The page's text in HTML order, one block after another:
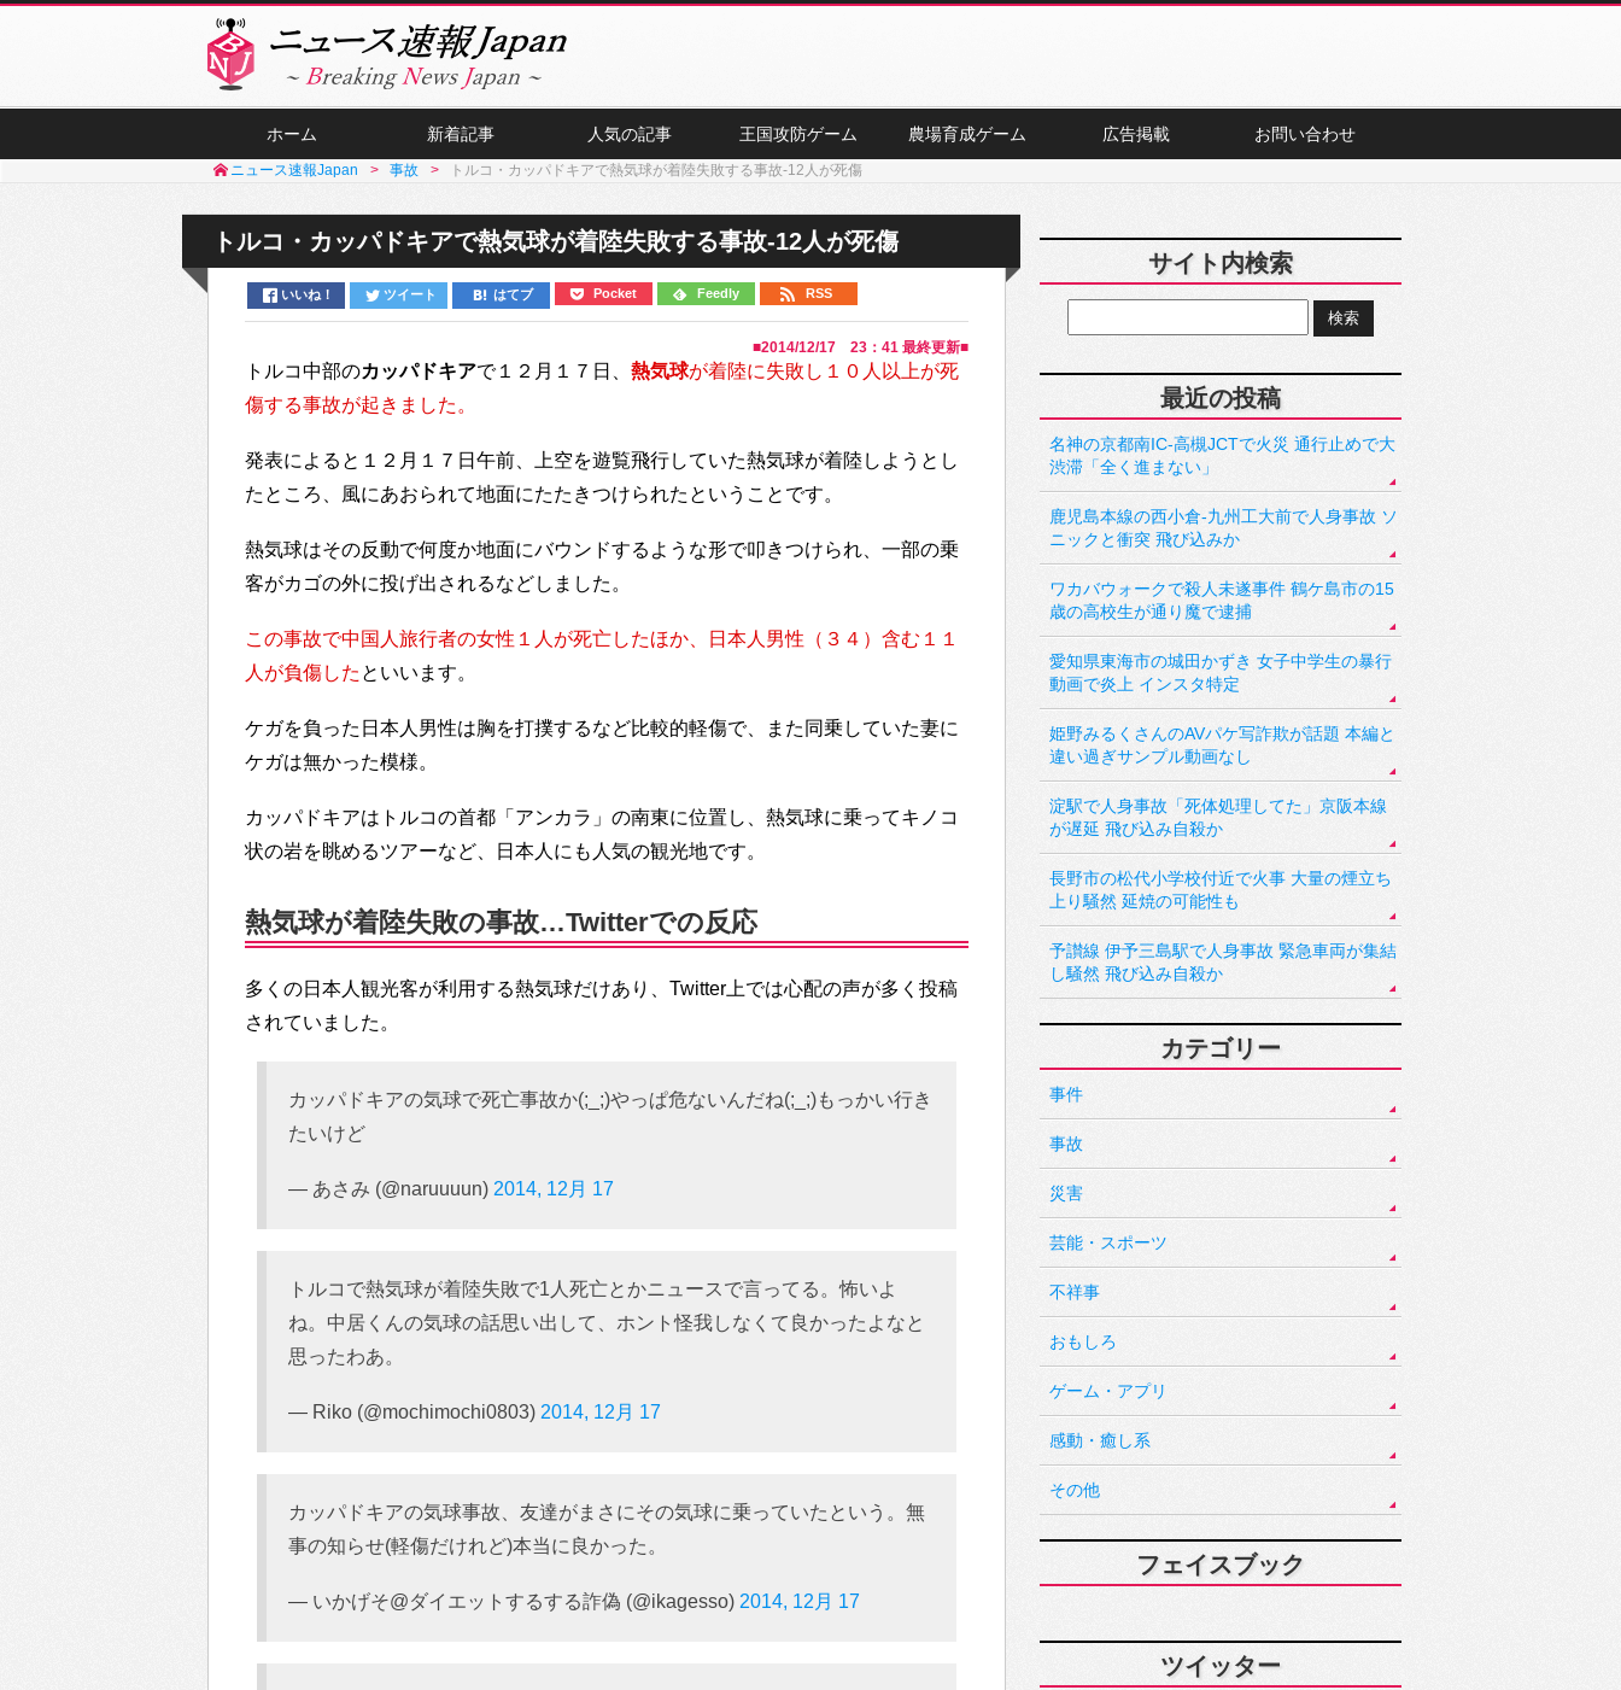
ホーム 新着記事 人気の記事 王国攻防ゲーム 農場育成ゲーム 広告掲載 お問い合わせ
ニュース速報Japan 事故 トルコ・カッパドキアで熱気球が着陸失敗する事故-12人が死傷
トルコ・カッパドキアで熱気球が着陸失敗する事故-12人が死傷
いいね！ ツイート はてブ Pocket Feedly RSS
■2014/12/17 23：41 最終更新■
トルコ中部のカッパドキアで１２月１７日、 熱気球が着陸に失敗し１０人以上が死
傷する事故が起きました。
発表によると１２月１７日午前、上空を遊覧飛行していた熱気球が着陸しようとし
たところ、風にあおられて地面にたたきつけられたということです。
熱気球はその反動で何度か地面にバウンドするような形で叩きつけられ、一部の乗
客がカゴの外に投げ出されるなどしました。
この事故で中国人旅行者の女性１人が死亡したほか、日本人男性（３４）含む１１
人が負傷した といいます。
ケガを負った日本人男性は胸を打撲するなど比較的軽傷で、また同乗していた妻に
ケガは無かった模様。
カッパドキアはトルコの首都「アンカラ」の南東に位置し、熱気球に乗ってキノコ
状の岩を眺めるツアーなど、日本人にも人気の観光地です。
熱気球が着陸失敗の事故…Twitterでの反応
多くの日本人観光客が利用する熱気球だけあり、Twitter上では心配の声が多く投稿
されていました。
カッパドキアの気球で死亡事故か(;_;)やっぱ危ないんだね(;_;)もっかい行き
たいけど
— あさみ (@naruuuun) 2014, 12月 17
トルコで熱気球が着陸失敗で1人死亡とかニュースで言ってる。怖いよ
ね。中居くんの気球の話思い出して、ホント怪我しなくて良かったよなと
思ったわあ。
— Riko (@mochimochi0803) 2014, 12月 17
カッパドキアの気球事故、友達がまさにその気球に乗っていたという。無
事の知らせ(軽傷だけれど)本当に良かった。
— いかげそ@ダイエットするする詐偽 (@ikagesso) 2014, 12月 17
サイト内検索
最近の投稿
名神の京都南IC-高槻JCTで火災 通行止めで大
渋滞「全く進まない」
鹿児島本線の西小倉-九州工大前で人身事故 ソ
ニックと衝突 飛び込みか
ワカバウォークで殺人未遂事件 鶴ケ島市の15
歳の高校生が通り魔で逮捕
愛知県東海市の城田かずき 女子中学生の暴行
動画で炎上 インスタ特定
姫野みるくさんのAVパケ写詐欺が話題 本編と
違い過ぎサンプル動画なし
淀駅で人身事故「死体処理してた」京阪本線
が遅延 飛び込み自殺か
長野市の松代小学校付近で火事 大量の煙立ち
上り騒然 延焼の可能性も
予讃線 伊予三島駅で人身事故 緊急車両が集結
し騒然 飛び込み自殺か
カテゴリー
事件
事故
災害
芸能・スポーツ
不祥事
おもしろ
ゲーム・アプリ
感動・癒し系
その他
フェイスブック
ツイッター